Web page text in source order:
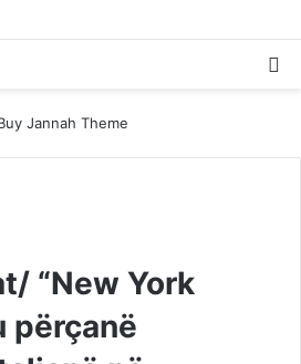
“New York
përçanë